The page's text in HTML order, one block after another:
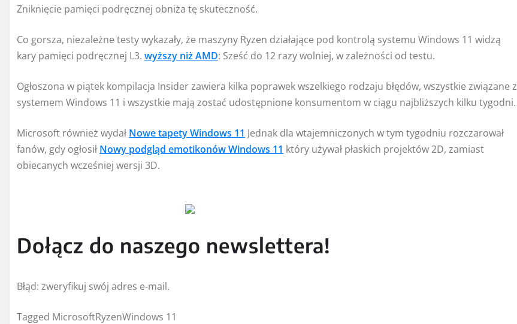
Zniknięcie pamięci podręcznej obniża tę skuteczność.
Co gorsza, niezależne testy wykazały, że maszyny Ryzen działające pod kontrolą systemu Windows 11 widzą
kary pamięci podręcznej L3. wyższy niż AMD: Sześć do 12 razy wolniej, w zależności od testu.
Ogłoszona w piątek kompilacja Insider zawiera kilka poprawek wszelkiego rodzaju błędów, wszystkie związane z
systemem Windows 11 i wszystkie mają zostać udostępnione konsumentom w ciągu najbliższych kilku tygodni.
Microsoft również wydał Nowe tapety Windows 11 Jednak dla wtajemniczonych w tym tygodniu rozczarował
fanów, gdy ogłosił Nowy podgląd emotikonów Windows 11 który używał płaskich projektów 2D, zamiast
obiecanych wcześniej wersji 3D.
Dołącz do naszego newslettera!
Błąd: zweryfikuj swój adres e-mail.
Tagged MicrosoftRyzenWindows 11